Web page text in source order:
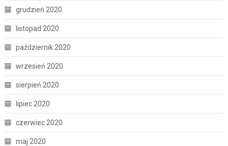
grudzień 2020
listopad 2020
październik 2020
wrzesień 2020
sierpień 2020
lipiec 2020
czerwiec 2020
maj 2020